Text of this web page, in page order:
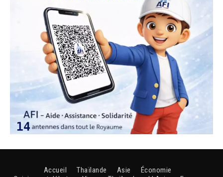
Accueil Thaïlande Asie
Économie